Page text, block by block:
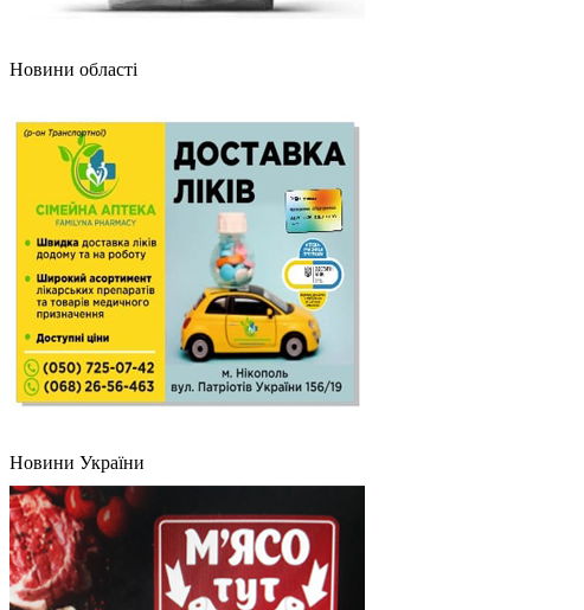
Новини області
Новини України